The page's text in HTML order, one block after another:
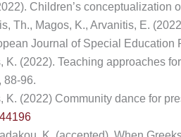
Children’s conceptualization
Th., Magos, K., Arvanitis, E.
Journal of Special Education
K. (2022). Teaching approaches
88-96.
K. (2022) Community dance for